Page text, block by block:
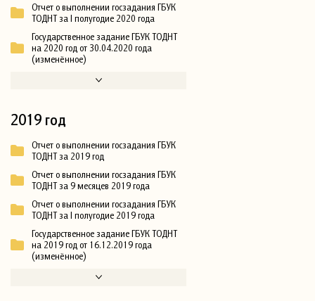
Отчет о выполнении госзадания ГБУК
ТОДНТ за I полугодие 2020 года
Государственное задание ГБУК ТОДНТ
на 2020 год от 30.04.2020 года
(изменённое)
2019 год
Отчет о выполнении госзадания ГБУК
ТОДНТ за 2019 год
Отчет о выполнении госзадания ГБУК
ТОДНТ за 9 месяцев 2019 года
Отчет о выполнении госзадания ГБУК
ТОДНТ за I полугодие 2019 года
Государственное задание ГБУК ТОДНТ
на 2019 год от 16.12.2019 года
(изменённое)